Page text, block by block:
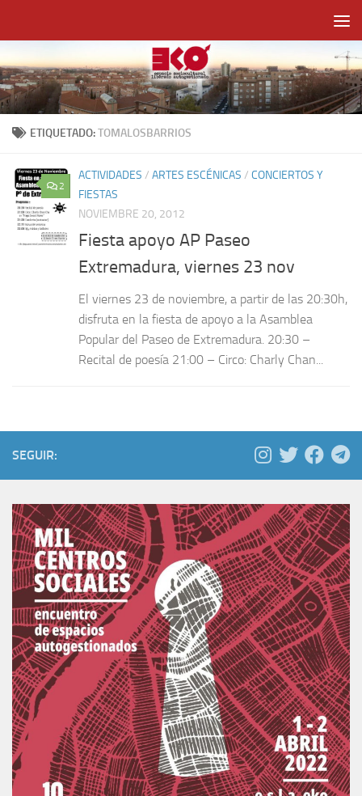
ETIQUETADO:TOMALOSBARRIOS
2
ACTIVIDADES / ARTES ESCÉNICAS / CONCIERTOS Y
FIESTAS
NOVIEMBRE 20, 2012
Fiesta apoyo AP Paseo
Extremadura, viernes 23 nov
El viernes 23 de noviembre, a partir de las 20:30h,
disfruta en la fiesta de apoyo a la Asamblea
Popular del Paseo de Extremadura. 20:30 –
Recital de poesía 21:00 – Circo: Charly Chan...
SEGUIR: